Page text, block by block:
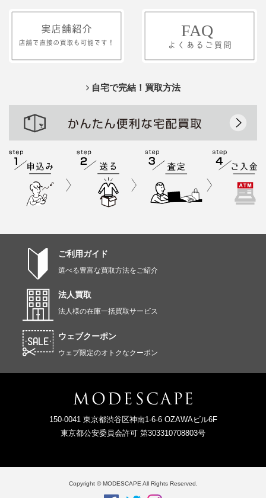
自宅で完結！買取方法
ご利用ガイド
選べる豊富な買取方法をご紹介
法人買取
法人様の在庫一括買取サービス
ウェブクーポン
ウェブ限定のオトクなクーポン
150-0041 東京都渋谷区神南1-6-6 OZAWAビル6F
東京都公安委員会許可 第303310708803号
Copyright © MODESCAPE All Rights Reserved.